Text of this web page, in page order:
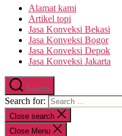
Alamat kami
Artikel topi
Jasa Konveksi Bekasi
Jasa Konveksi Bogor
Jasa Konveksi Depok
Jasa Konveksi Jakarta
Search
Search for:
Close search
Close Menu